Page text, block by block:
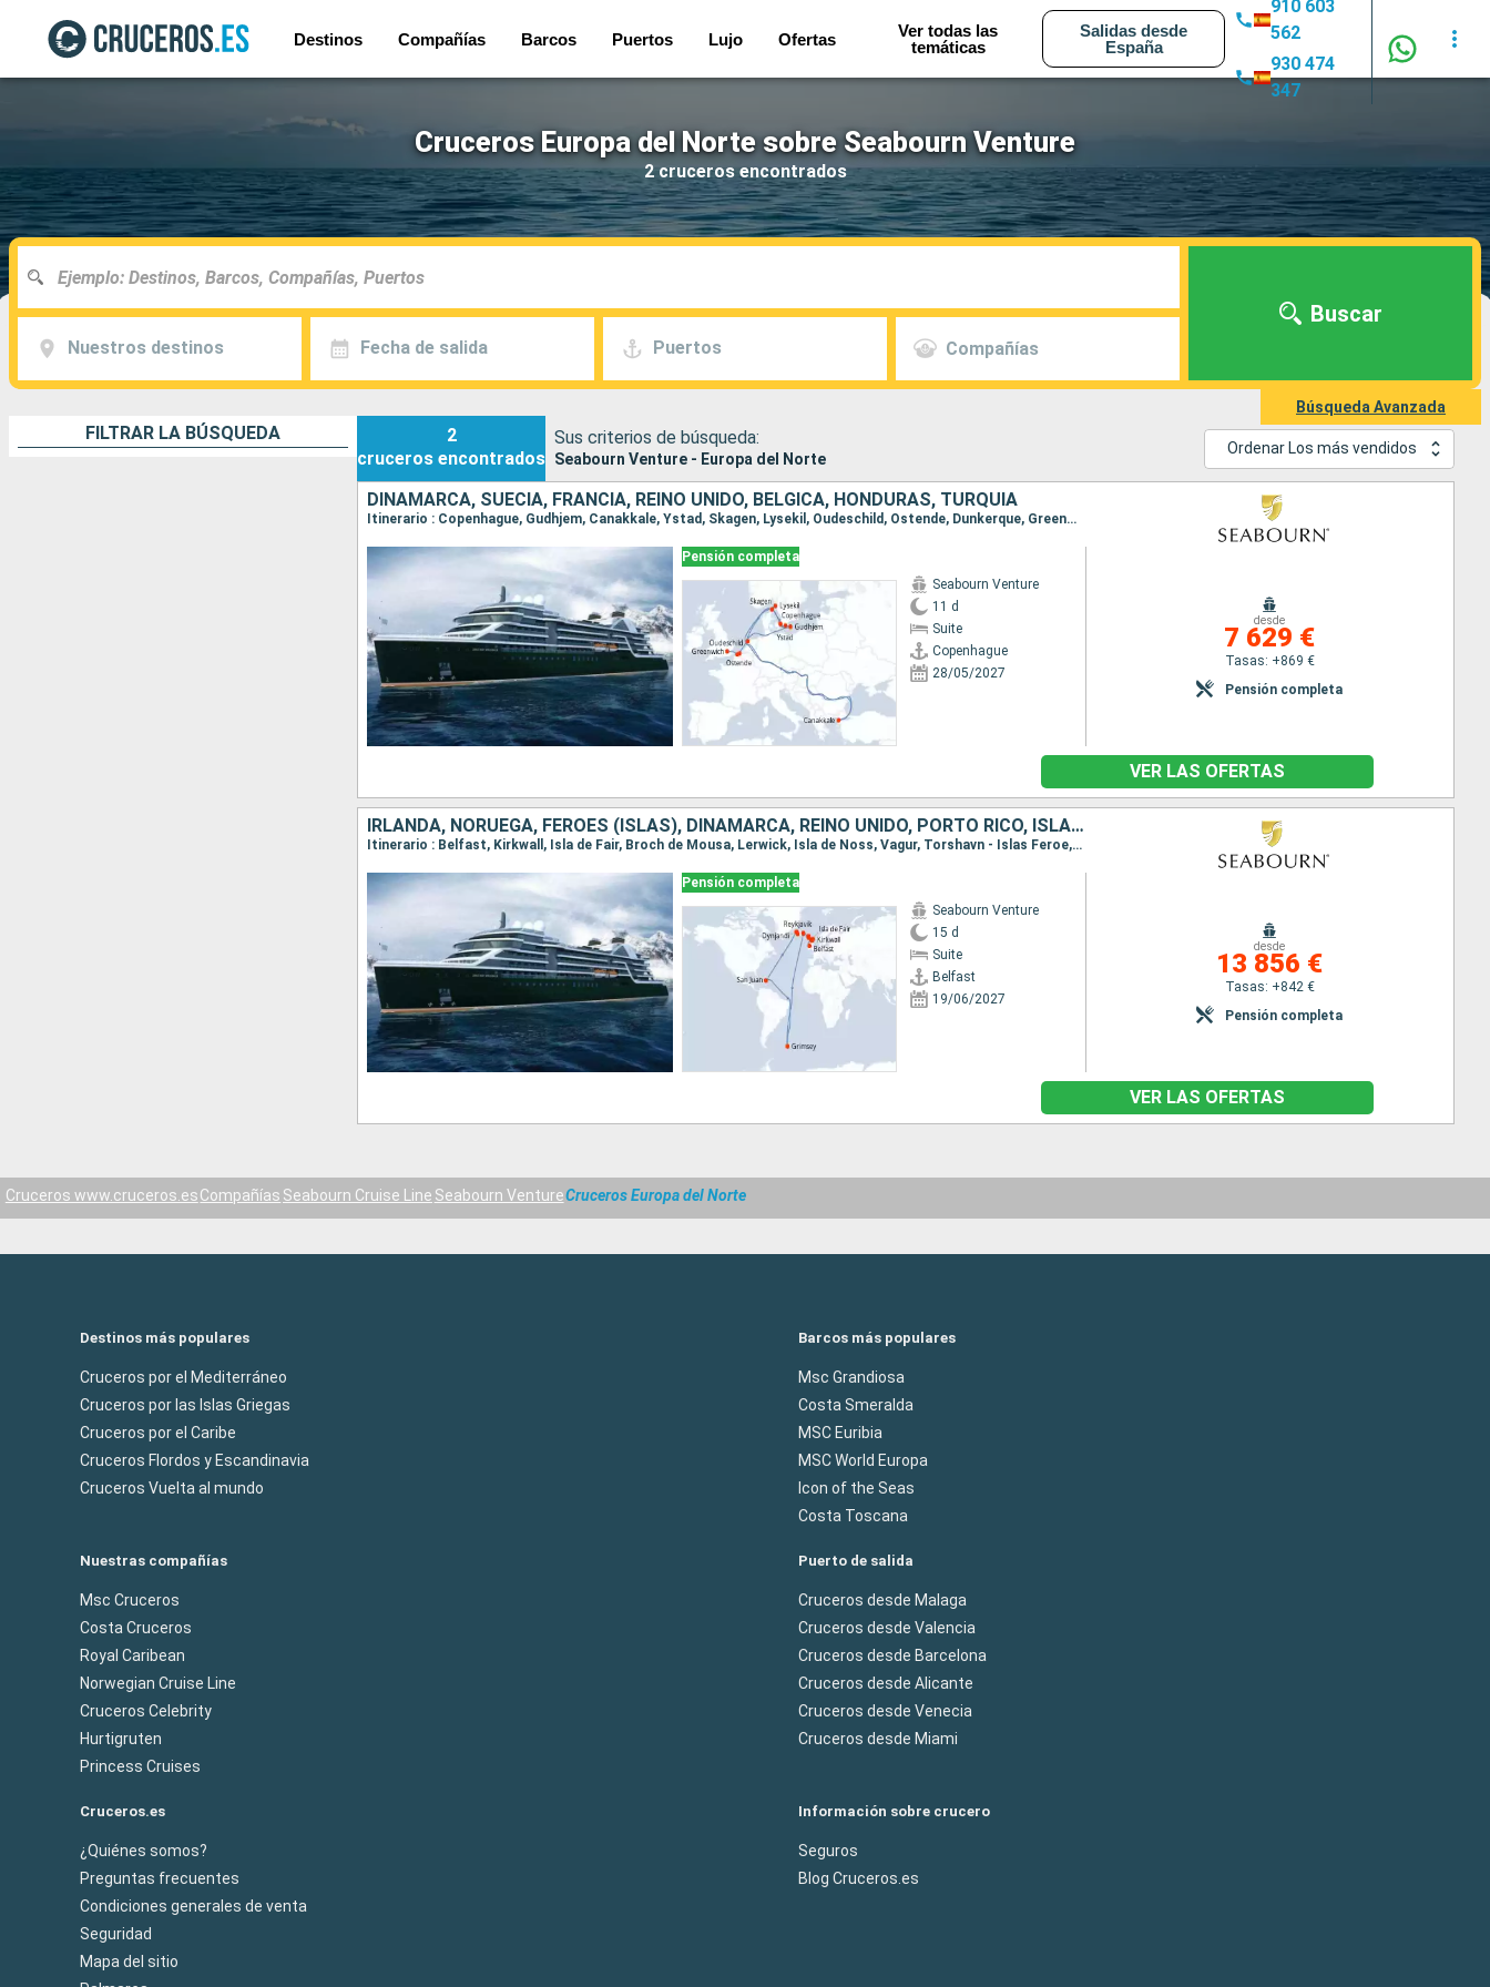
Destinos Compañías Barcos Puertos Lujo Ofertas
Ver todas las
temáticas
Salidas desde
España
910 603
562
930 474
347
Cruceros Europa del Norte sobre Seabourn Venture
2 cruceros encontrados
Nuestros destinos Fecha de salida Puertos Compañías
Buscar
Búsqueda Avanzada
FILTRAR LA BÚSQUEDA
2
cruceros encontrados
Sus criterios de búsqueda:
Seabourn Venture - Europa del Norte
Ordenar Los más vendidos
DINAMARCA, SUECIA, FRANCIA, REINO UNIDO, BÉLGICA, HONDURAS, TURQUÍA
Itinerario : Copenhague, Gudhjem, Canakkale, Ystad, Skagen, Lysekil, Oudeschild, Ostende, Dunkerque, Greenwich
Pensión completa
Seabourn Venture
11 d
Suite
Copenhague
28/05/2027
desde
7 629 €
Tasas: +869 €
Pensión completa
VER LAS OFERTAS
IRLANDA, NORUEGA, FÉROES (ISLAS), DINAMARCA, REINO UNIDO, PORTO RICO, ISLANDIA
Itinerario : Belfast, Kirkwall, Isla de Fair, Broch de Mousa, Lerwick, Isla de Noss, Vagur, Torshavn - Islas Feroe, Klaksvik, Oyndarfjordur, Djupivogur, Papey Island, Grimsey, San Juan, Dynjandi, Patreksfjordur, Reykjavik
Pensión completa
Seabourn Venture
15 d
Suite
Belfast
19/06/2027
desde
13 856 €
Tasas: +842 €
Pensión completa
VER LAS OFERTAS
Cruceros www.cruceros.esCompañías Seabourn Cruise Line Seabourn VentureCruceros Europa del Norte
Destinos más populares
Cruceros por el Mediterráneo
Cruceros por las Islas Griegas
Cruceros por el Caribe
Cruceros Flordos y Escandinavia
Cruceros Vuelta al mundo
Barcos más populares
Msc Grandiosa
Costa Smeralda
MSC Euribia
MSC World Europa
Icon of the Seas
Costa Toscana
Nuestras compañías
Msc Cruceros
Costa Cruceros
Royal Caribean
Norwegian Cruise Line
Cruceros Celebrity
Hurtigruten
Princess Cruises
Puerto de salida
Cruceros desde Malaga
Cruceros desde Valencia
Cruceros desde Barcelona
Cruceros desde Alicante
Cruceros desde Venecia
Cruceros desde Miami
Cruceros.es
¿Quiénes somos?
Preguntas frecuentes
Condiciones generales de venta
Seguridad
Mapa del sitio
Información sobre crucero
Seguros
Blog Cruceros.es